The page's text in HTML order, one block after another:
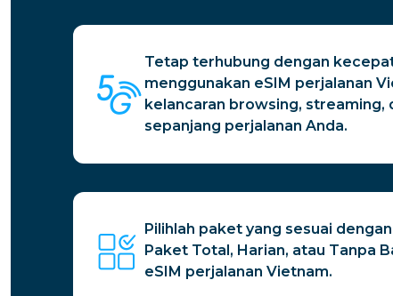
Tetap terhubung dengan
menggunakan eSIM perjalanan
kelancaran browsing, streaming,
sepanjang perjalanan Anda.
Pilihlah paket yang sesuai
Paket Total, Harian, atau Tanpa
eSIM perjalanan Vietnam.